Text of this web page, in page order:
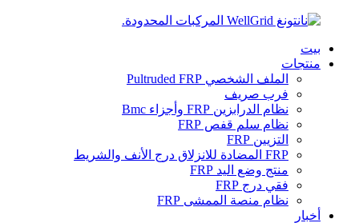
بيت
منتجات
الملف الشخصي Pultruded FRP
فرب صريف
نظام الدرابزين FRP وأجزاء Bmc
نظام سلم قفص FRP
التزيين FRP
FRP المضادة للانزلاق درج الأنف والشريط
منتج وضع اليد FRP
فقي درج FRP
نظام منصة الممشى FRP
أخبار